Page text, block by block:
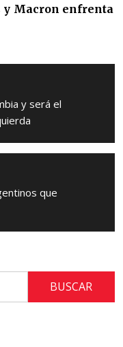
Macron enfrenta
y será el
que